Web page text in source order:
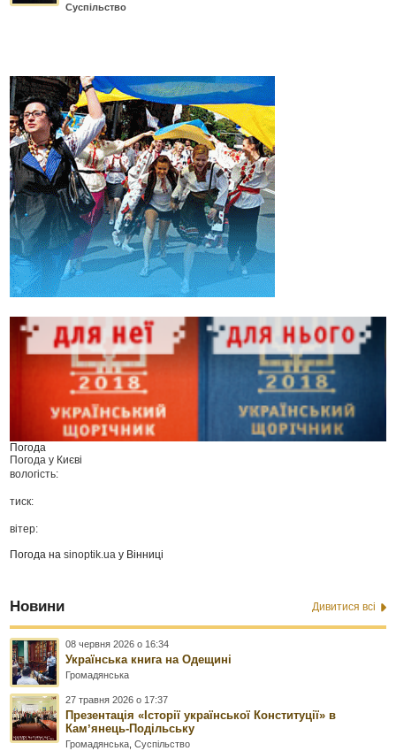
Суспільство
Погода
Погода у Києві
вологість:
тиск:
вітер:
Погода наsinoptik.ua у Вінниці
Новини Дивитися всі
08 червня 2026 о 16:34
Українська книга на Одещині
Громадянська
27 травня 2026 о 17:37
Презентація «Історії української Конституції» в
Камʼянець-Подільську
Громадянська,Суспільство